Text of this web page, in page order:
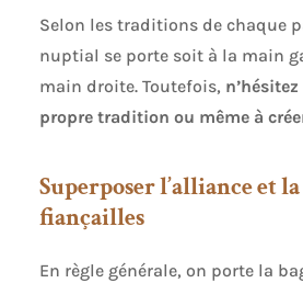
Selon les traditions de chaque
nuptial se porte soit à la main
main droite. Toutefois,
propre tradition ou même à
Superposer l’alliance et
fiançailles
En règle générale, on porte la